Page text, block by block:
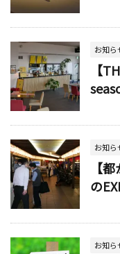
お知ら
【
お知ら
【
の
お知ら